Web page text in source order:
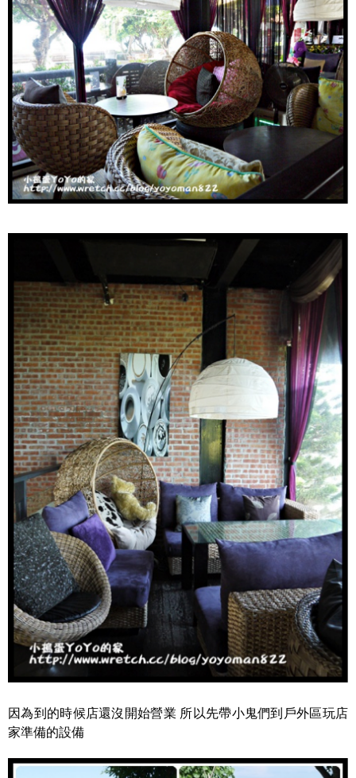
因為到的時候店還沒開始營業 所以先帶小鬼們到戶外區玩店
家準備的設備